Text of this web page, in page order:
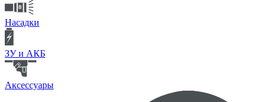
Насадки
ЗУ и АКБ
Аксессуары